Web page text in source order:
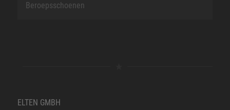
Beroepsschoenen
ELTEN GMBH